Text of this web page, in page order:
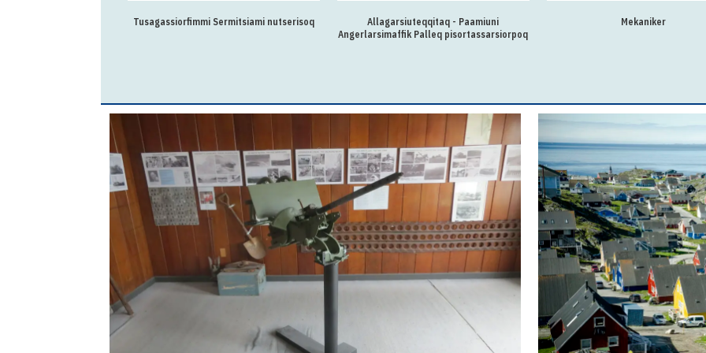
Tusagassiorfimmi Sermitsiami nutserisoq
Allagarsiuteqqitaq - Paamiuni
Angerlarsimaffik Palleq pisortassarsiorpoq
Mekaniker